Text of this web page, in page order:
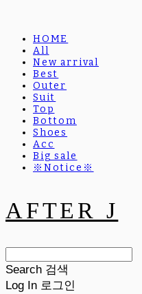
HOME
All
New arrival
Best
Outer
Suit
Top
Bottom
Shoes
Acc
Big sale
※Notice※
AFTER J
Search 검색
Log In 로그인